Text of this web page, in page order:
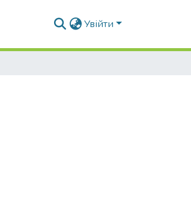
Увійти